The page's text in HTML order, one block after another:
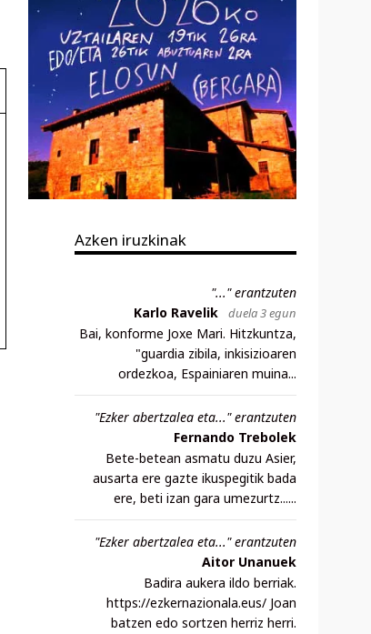
Azken iruzkinak
"..." erantzuten
Karlo Ravelik
duela 3 egun
Bai, konforme Joxe Mari. Hitzkuntza,
"guardia zibila, inkisizioaren
ordezkoa, Espainiaren muina...
"Ezker abertzalea eta..." erantzuten
Fernando Trebolek
Bete-betean asmatu duzu Asier,
ausarta ere gazte ikuspegitik bada
ere, beti izan gara umezurtz......
"Ezker abertzalea eta..." erantzuten
Aitor Unanuek
Badira aukera ildo berriak.
https://ezkernazionala.eus/ Joan
batzen edo sortzen herriz herri.